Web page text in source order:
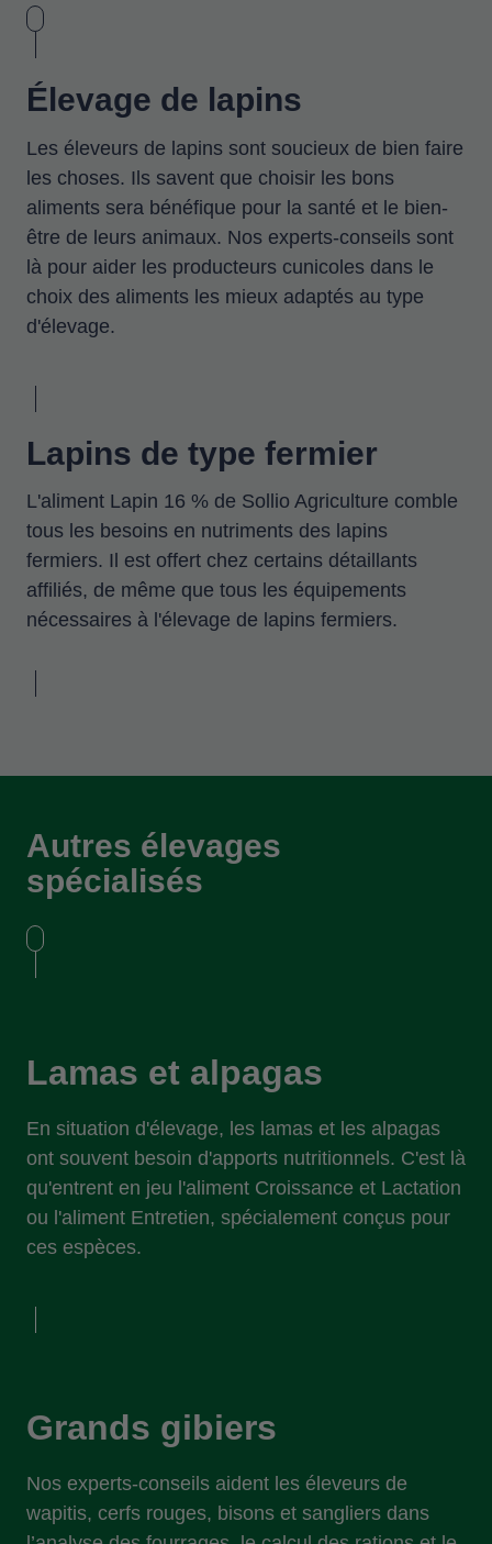
Élevage de lapins
Les éleveurs de lapins sont soucieux de bien faire
les choses. Ils savent que choisir les bons
aliments sera bénéfique pour la santé et le bien-
être de leurs animaux. Nos experts-conseils sont
là pour aider les producteurs cunicoles dans le
choix des aliments les mieux adaptés au type
d'élevage.
Lapins de type fermier
L'aliment Lapin 16 % de Sollio Agriculture comble
tous les besoins en nutriments des lapins
fermiers. Il est offert chez certains détaillants
affiliés, de même que tous les équipements
nécessaires à l'élevage de lapins fermiers.
Autres élevages
spécialisés
Lamas et alpagas
En situation d'élevage, les lamas et les alpagas
ont souvent besoin d'apports nutritionnels. C'est là
qu'entrent en jeu l'aliment Croissance et Lactation
ou l'aliment Entretien, spécialement conçus pour
ces espèces.
Grands gibiers
Nos experts-conseils aident les éleveurs de
wapitis, cerfs rouges, bisons et sangliers dans